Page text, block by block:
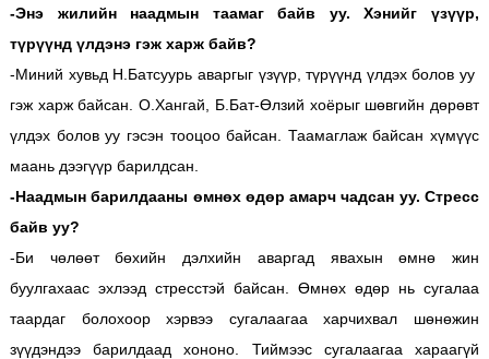
-Энэ жилийн наадмын таамаг байв уу. Хэнийг үзүүр,
түрүүнд үлдэнэ гэж харж байв?
-Миний хувьд Н.Батсуурь аваргыг үзүүр, түрүүнд үлдэх болов уу
гэж харж байсан. О.Хангай, Б.Бат-Өлзий хоёрыг шөвгийн дөрөвт
үлдэх болов уу гэсэн тооцоо байсан. Таамаглаж байсан хүмүүс
маань дээгүүр барилдсан.
-Наадмын барилдааны өмнөх өдөр амарч чадсан уу. Стресс
байв уу?
-Би чөлөөт бөхийн дэлхийн аваргад явахын өмнө жин
буулгахаас эхлээд стресстэй байсан. Өмнөх өдөр нь сугалаа
таардаг болохоор хэрвээ сугалаагаа харчихвал шөнөжин
зүүдэндээ барилдаад хононо. Тиймээс сугалаагаа хараагүй